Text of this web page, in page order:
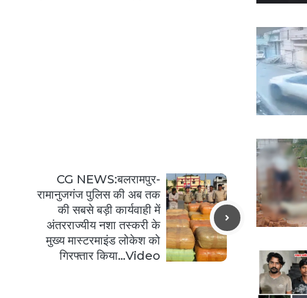
CG NEWS:बलरामपुर-
रामानुजगंज पुलिस की अब तक
की सबसे बड़ी कार्यवाही में
अंतरराज्यीय नशा तस्करी के
मुख्य मास्टरमाइंड लोकेश को
गिरफ्तार किया…Video